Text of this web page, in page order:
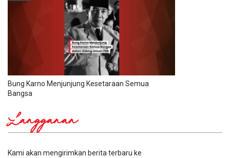
Bung Karno Menjunjung Kesetaraan Semua
Bangsa
Langganan
Kami akan mengirimkan berita terbaru ke